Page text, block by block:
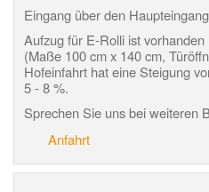
Eingang über den
Aufzug für E-Rolli ist vorhanden
(Maße 100 cm x 140 cm,
Hofeinfahrt hat eine Steigung
5 - 8 %.
Sprechen Sie uns bei weiteren
Anfahrt